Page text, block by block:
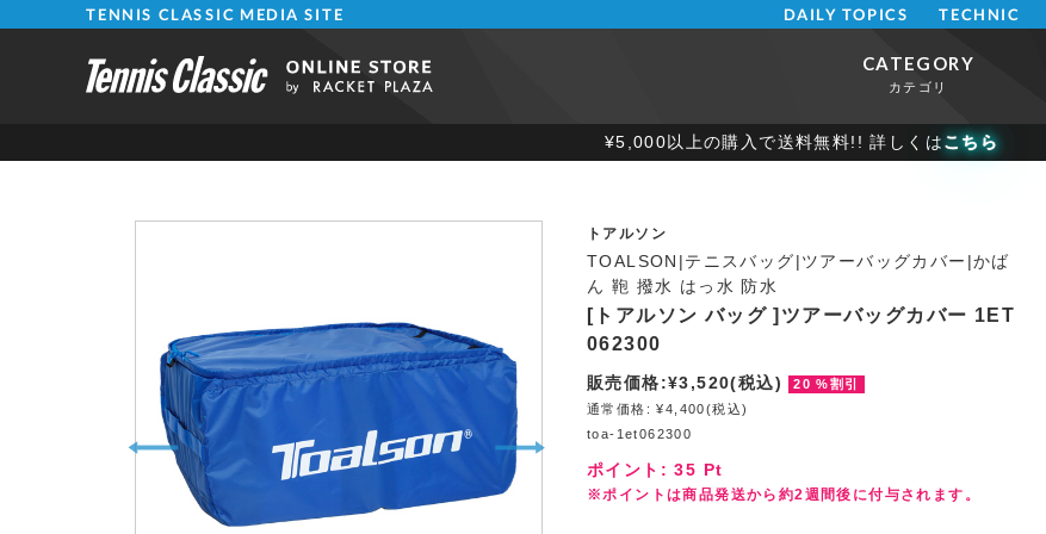
¥5,000以上の購入で送料無料!! 詳しくはこちら
TENNIS CLASSIC MEDIA SITE DAILY TOPICS TECHNIC
CATEGORY
カテゴリ
トアルソン
TOALSON|テニスバッグ|ツアーバッグカバー|かば
ん 鞄 撥水 はっ水 防水
[トアルソン バッグ ]ツアーバッグカバー 1ET
062300
販売価格:¥3,520(税込)
20 %割引
通常価格: ¥4,400(税込)
toa-1et062300
ポイント:35 Pt
※ポイントは商品発送から約2週間後に付与されます。